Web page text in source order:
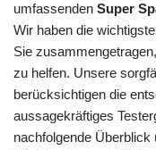
umfassenden Super
Wir haben die
Sie
zu helfen. Unsere
berücksichtigen die
aussagekräftiges
nachfolgende Überblick